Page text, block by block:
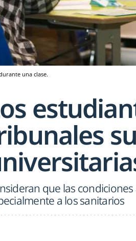
una clase.
que las
a los sanitarios